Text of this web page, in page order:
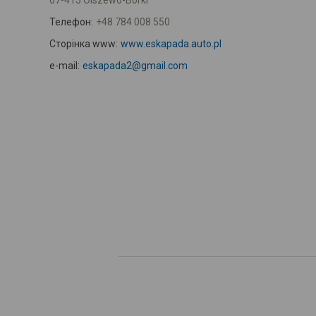
Телефон: +48 784 008 550
Сторінка www: www.eskapada.auto.pl
e-mail: eskapada2@gmail.com